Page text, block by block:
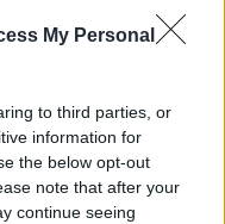
My Personal
to third parties, or
information for
the below opt-out
note that after your
continue seeing